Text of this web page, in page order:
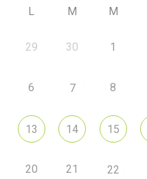
L M M
29 30 1
6 7 8
13 14 15
20 21 22